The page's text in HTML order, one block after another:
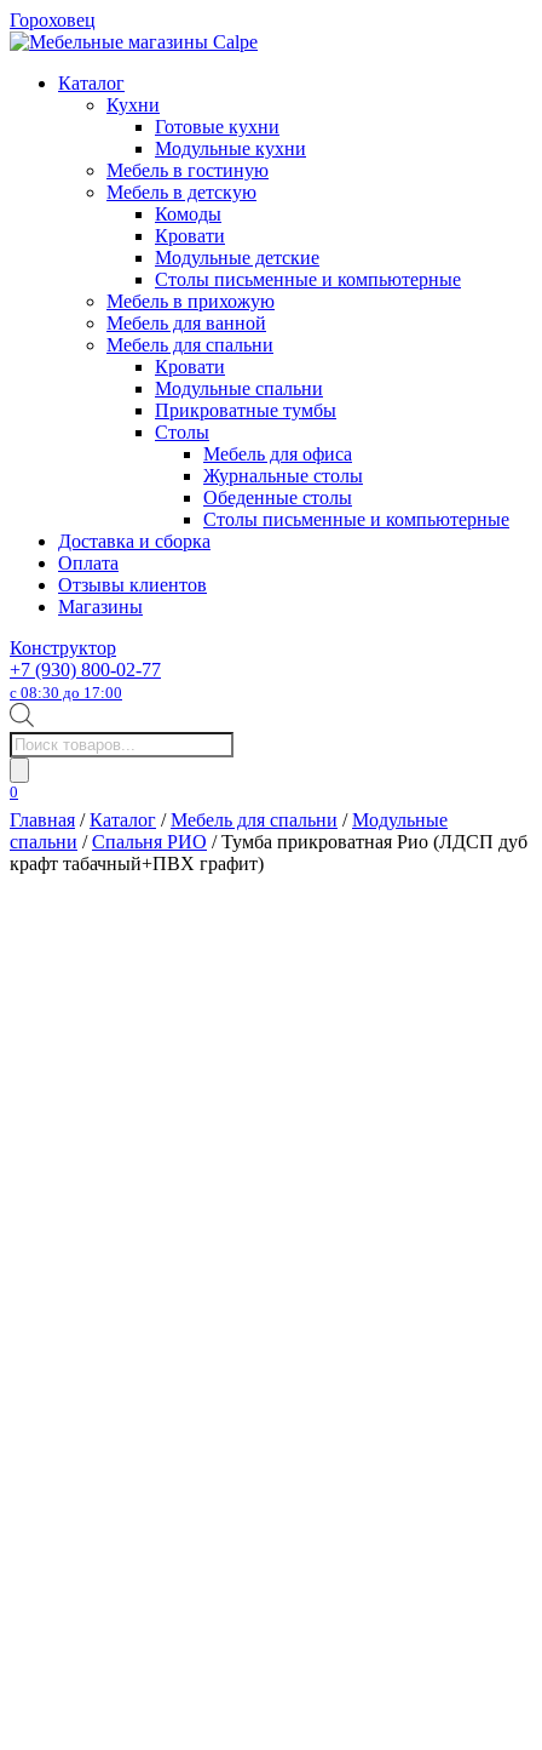
Гороховец
Каталог
Кухни
Готовые кухни
Модульные кухни
Мебель в гостиную
Мебель в детскую
Комоды
Кровати
Модульные детские
Столы письменные и компьютерные
Мебель в прихожую
Мебель для ванной
Мебель для спальни
Кровати
Модульные спальни
Прикроватные тумбы
Столы
Мебель для офиса
Журнальные столы
Обеденные столы
Столы письменные и компьютерные
Доставка и сборка
Оплата
Отзывы клиентов
Магазины
Конструктор
+7 (930) 800-02-77
с 08:30 до 17:00
Поиск
товаров
0
Главная /Каталог /Мебель для спальни /Модульные
спальни /Спальня РИО / Тумба прикроватная Рио (ЛДСП дуб
крафт табачный+ПВХ графит)